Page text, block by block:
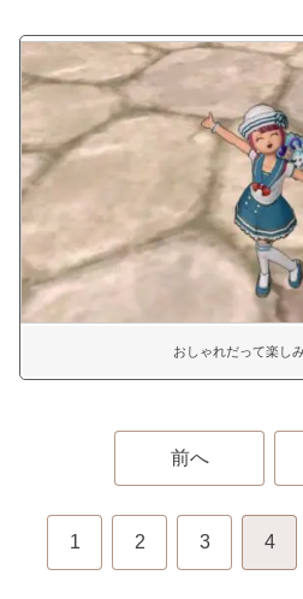
おしゃれだって楽し
前へ
1 2 3 4